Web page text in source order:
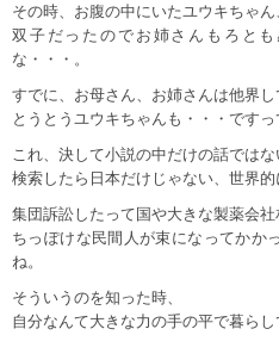
その時、お腹の中にいたユウキちゃん
双子だったのでお姉さんもろと
な・・・。
すでに、お母さん、お姉さんは他界し
とうとうユウキちゃんも・・・ですっ
これ、決して小説の中だけの話ではな
検索したら日本だけじゃない、世界的
集団訴訟したって国や大きな製薬会社
ちっぽけな民間人が束になってかか
ね。
そういうのを知った時、
自分なんて大きな力の手の平で暮ら